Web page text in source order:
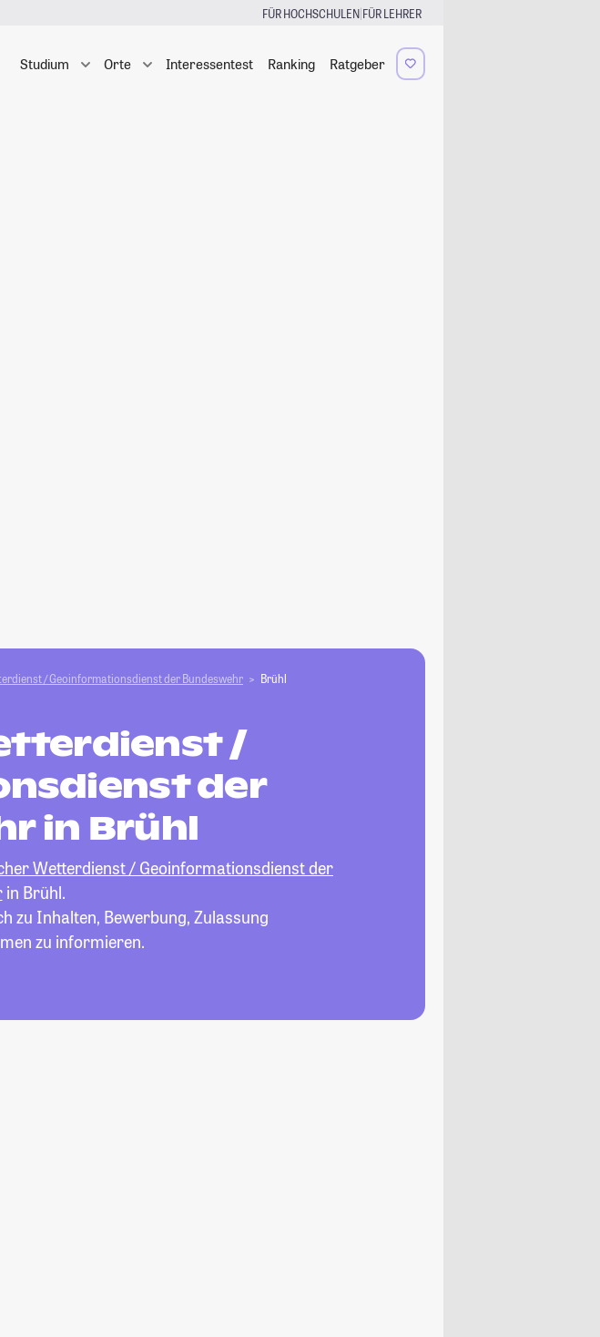
FÜR HOCHSCHULEN|FÜR LEHRER
Studium Orte Interessentest Ranking Ratgeber
/ Geoinformationsdienst der Bundeswehr Brühl
/
der
in Brühl
Wetterdienst / Geoinformationsdienst der
in Brühl.
zu Inhalten, Bewerbung, Zulassung
zu informieren.